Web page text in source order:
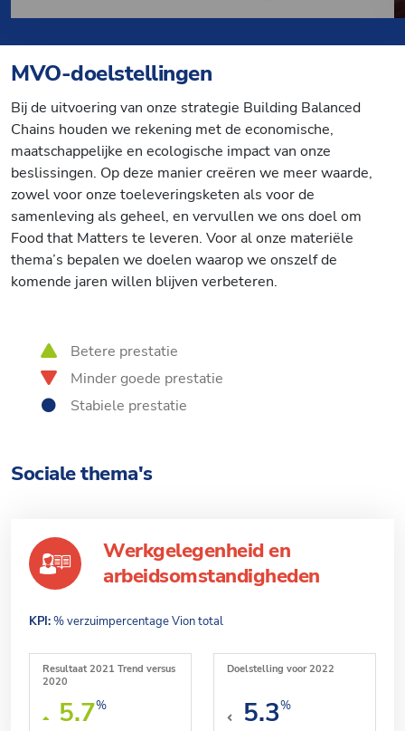
MVO-doelstellingen
Bij de uitvoering van onze strategie Building Balanced
Chains houden we rekening met de economische,
maatschappelijke en ecologische impact van onze
beslissingen. Op deze manier creëren we meer waarde,
zowel voor onze toeleveringsketen als voor de
samenleving als geheel, en vervullen we ons doel om
Food that Matters te leveren. Voor al onze materiële
thema’s bepalen we doelen waarop we onszelf de
komende jaren willen blijven verbeteren.
Betere prestatie
Minder goede prestatie
Stabiele prestatie
Sociale thema's
Werkgelegenheid en
arbeidsomstandigheden
KPI:% verzuimpercentage Vion total
Resultaat 2021 Trend versus
2020
5.7%
Doelstelling voor 2022
5.3%